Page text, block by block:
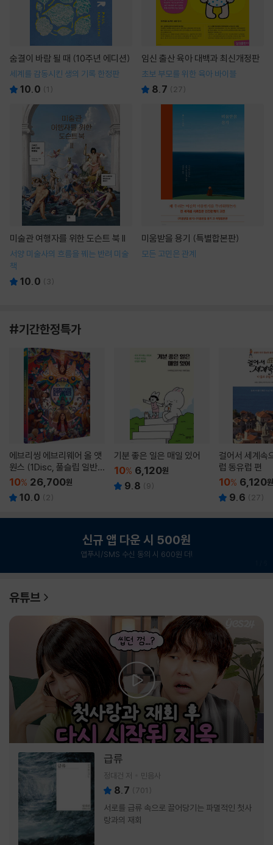
숨결이 바람 될 때 (10주년 에디션)
세계를 감동시킨 생의 기록 한정판
10.0 (1 )
임신 출산 육아 대백과 최신개정판
초보 부모를 위한 육아 바이블
8.7 ( 27)
미술관 여행자를 위한 도슨트 북 II
서양 미술사의 흐름을 꿰는 반려 미술
책
10.0 ( 3)
미움받을 용기 (특별합본판)
모든 고민은 관계
#기간한정특가
에브리씽 에브리웨어 올 앳
원스 (1Disc, 풀슬립 일반
판) : 블루레이
10% 26,700원
10.0 ( 2)
기분 좋은 일은 매일 있어
10% 6,120원
9.8 (9)
걸어서 세계속
럽 동유럽 편
10% 6,120원
9.6 ( 27)
신규 앱 다운 시 500원
앱푸시/SMS 수신 동의 시 600원 더!
유튜브
급류
정대건 저 민음사
8.7 (701 )
서로를 급류 속으로 끌어당기는 파멸적인 첫사
랑과의 재회